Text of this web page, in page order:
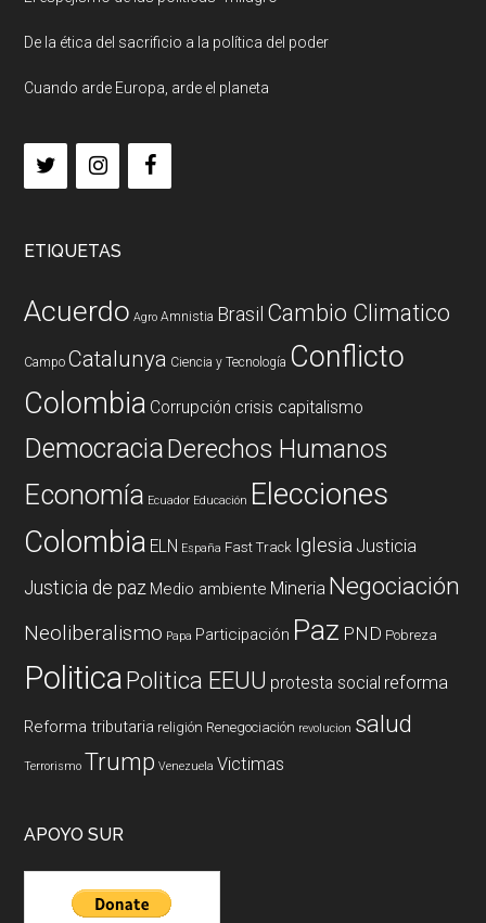
De la ética del sacrificio a la política del poder
Cuando arde Europa, arde el planeta
ETIQUETAS
Acuerdo Agro Amnistia Brasil Cambio Climatico
Campo Catalunya Ciencia y Tecnología Conflicto
Colombia Corrupción crisis capitalismo
DemocraciaDerechos Humanos
Economía Ecuador Educación Elecciones
Colombia ELN España Fast Track Iglesia Justicia
Justicia de paz Medio ambiente Mineria Negociación
Neoliberalismo Papa Participación Paz PND Pobreza
PoliticaPolitica EEUU protesta social reforma
Reforma tributaria religión Renegociación revolucion salud
Terrorismo Trump Venezuela Victimas
APOYO SUR